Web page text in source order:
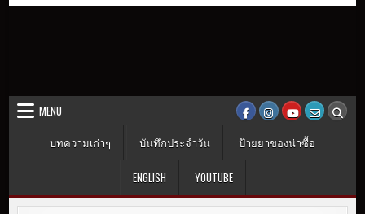
MENU
บทความเก่าๆ
บันทึกประจำวัน ป้ายยาของน่าซื้อ
ENGLISH YOUTUBE